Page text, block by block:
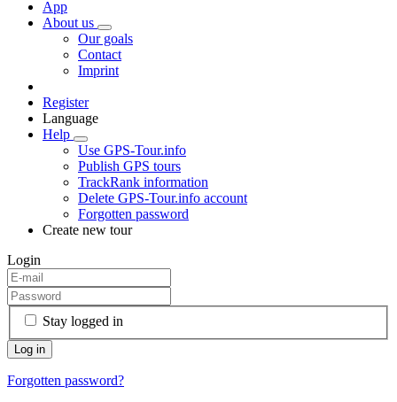
App
About us
Our goals
Contact
Imprint
Register
Language
Help
Use GPS-Tour.info
Publish GPS tours
TrackRank information
Delete GPS-Tour.info account
Forgotten password
Create new tour
Login
Stay logged in
Forgotten password?